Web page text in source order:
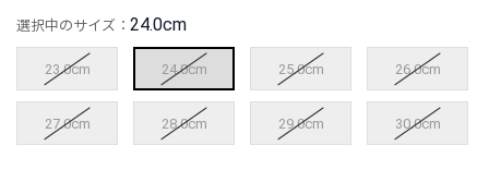
選択中のサイズ： 24.0cm
23.0cm 24.0cm 25.0cm 26.0cm
27.0cm 28.0cm 29.0cm 30.0cm